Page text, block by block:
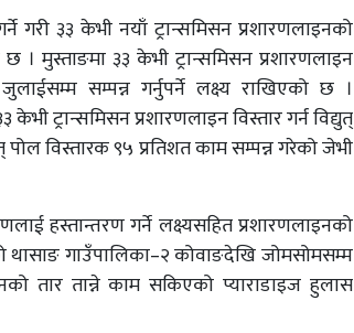
गरी ३३ केभी नयाँ ट्रान्समिसन प्रशारणलाइनको
। मुस्ताङमा ३३ केभी ट्रान्समिसन प्रशारणलाइन
सम्पन्न गर्नुपर्ने लक्ष्य राखिएको छ ।
ट्रान्समिसन प्रशारणलाइन विस्तार गर्न विद्युत्
विस्तारक ९५ प्रतिशत काम सम्पन्न गरेको जेभी
हस्तान्तरण गर्ने लक्ष्यसहित प्रशारणलाइनको
थासाङ गाउँपालिका–२ कोवाङदेखि जोमसोमसम्म
तार तान्ने काम सकिएको प्याराडाइज हुलास